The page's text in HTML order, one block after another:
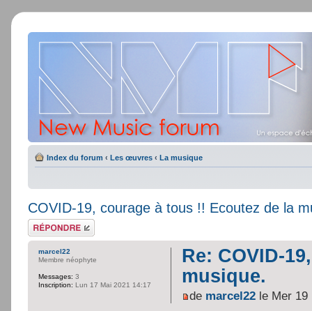
Index du forum ‹ Les œuvres ‹ La musique
COVID-19, courage à tous !! Ecoutez de la
Répondre
Re: COVID-
musique.
de marcel22 le Mer 19
marcel22
Membre néophyte
Messages: 3
Inscription: Lun 17 Mai 2021 14:17